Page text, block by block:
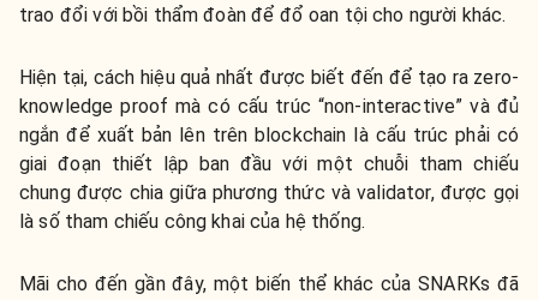
trao đổi với bồi thẩm đoàn để đổ oan tội cho người khác.
Hiện tại, cách hiệu quả nhất được biết đến để tạo ra zero-
knowledge proof mà có cấu trúc “non-interactive” và đủ
ngắn để xuất bản lên trên blockchain là cấu trúc phải có
giai đoạn thiết lập ban đầu với một chuỗi tham chiếu
chung được chia giữa phương thức và validator, được gọi
là số tham chiếu công khai của hệ thống.
Mãi cho đến gần đây, một biến thể khác của SNARKs đã